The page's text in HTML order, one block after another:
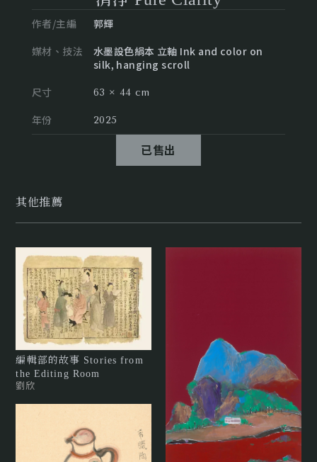
作者/主編
郭輝
媒材、技法
水墨設色絹本 立軸 Ink and color on
silk, hanging scroll
尺寸
63 × 44 cm
年份 2025
已售出
其他推薦
編輯部的故事 Stories from
the Editing Room
劉欣